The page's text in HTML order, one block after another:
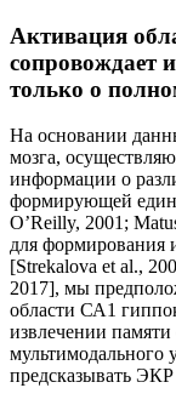
Активация
сопровождает
только о
На основании
мозга,
информации о
формирующей
O’Reilly, 2001;
для формирования
[Strekalova et al.,
2017], мы
области СА1
извлечении
мультимодального
предсказывать